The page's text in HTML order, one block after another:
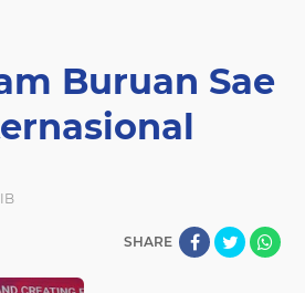
Buruan Sae
SHARE